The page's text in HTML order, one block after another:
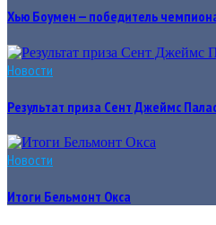
Хью Боумен — победитель
Новости
Результат приза Сент Джеймс
Новости
Итоги Бельмонт Окса